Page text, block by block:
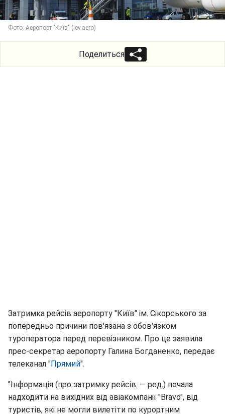
Фото: Аеропорт "Київ" (iev.aero)
Поделиться
Затримка рейсів аеропорту "Київ" ім. Сікорського за
попередньо причини пов'язана з обов'язком
туроператора перед перевізником. Про це заявила
прес-секретар аеропорту Галина Богданенко, передає
телеканал "Прямий".
"Інформація (про затримку рейсів. ― ред.) почала
надходити на вихідних від авіакомпанії "Bravo", від
туристів, які не могли вилетіти по курортним